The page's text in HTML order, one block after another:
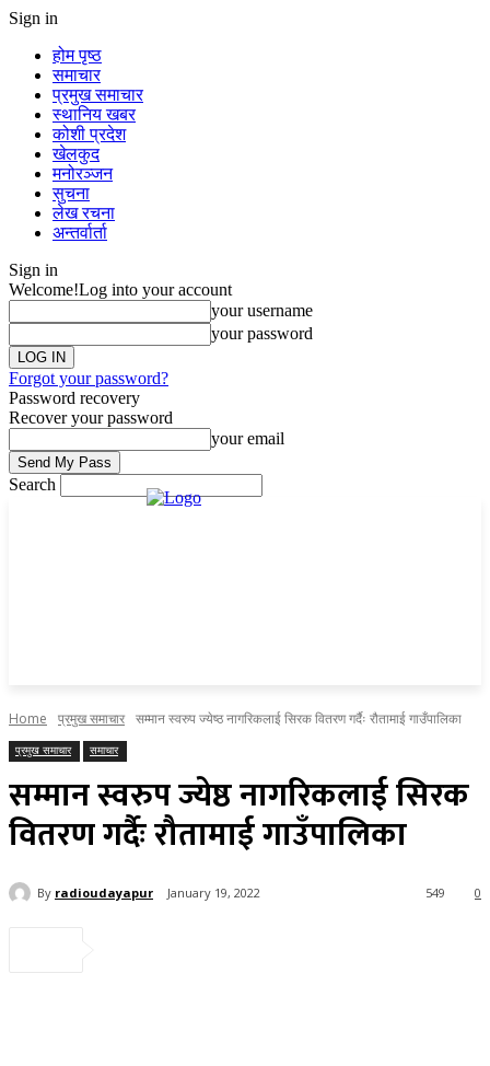
Sign in
होम पृष्ठ
समाचार
प्रमुख समाचार
स्थानिय खबर
कोशी प्रदेश
खेलकुद
मनोरञ्जन
सुचना
लेख रचना
अन्तर्वार्ता
Sign in
Welcome!Log into your account
your username
your password
Forgot your password?
Password recovery
Recover your password
your email
Search
Home प्रमुख समाचार सम्मान स्वरुप ज्येष्ठ नागरिकलाई सिरक वितरण गर्दैः रौतामाई गाउँपालिका
प्रमुख समाचार समाचार
सम्मान स्वरुप ज्येष्ठ नागरिकलाई सिरक
वितरण गर्दैः रौतामाई गाउँपालिका
By radioudayapur January 19, 2022 0
549